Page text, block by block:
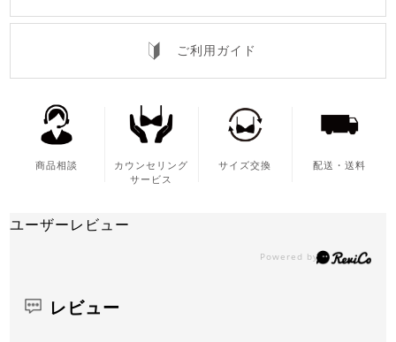
ご利用ガイド
商品相談
カウンセリング
サービス
サイズ交換 配送・送料
ユーザーレビュー
レビュー